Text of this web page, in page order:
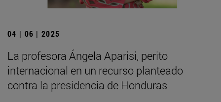
04 | 06 | 2025
La profesora Ángela Aparisi, perito
internacional en un recurso planteado
contra la presidencia de Honduras